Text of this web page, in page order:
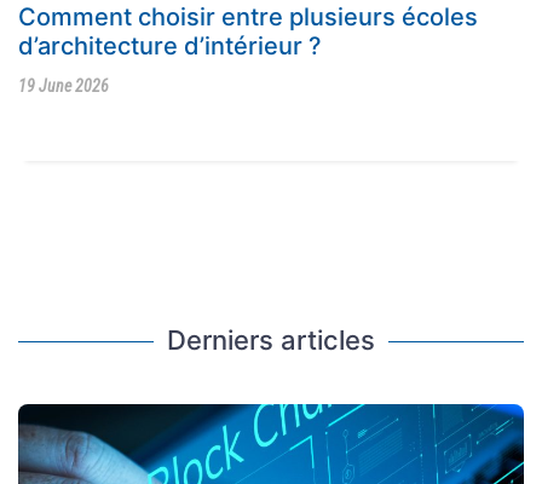
Comment choisir entre plusieurs écoles
d’architecture d’intérieur ?
19 June 2026
Derniers articles